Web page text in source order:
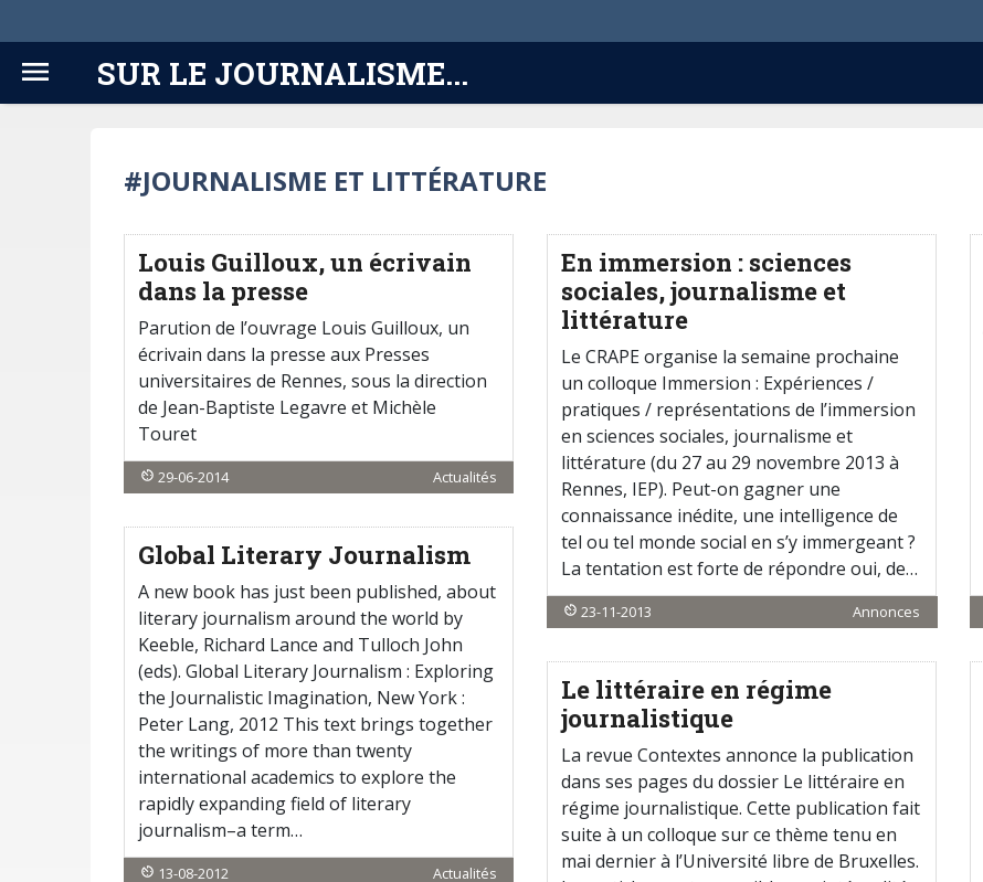
SUR LE JOURNALISME...
#JOURNALISME ET LITTÉRATURE
Louis Guilloux, un écrivain
dans la presse
Parution de l’ouvrage Louis Guilloux, un
écrivain dans la presse aux Presses
universitaires de Rennes, sous la direction
de Jean-Baptiste Legavre et Michèle
Touret
29-06-2014 Actualités
En immersion : sciences
sociales, journalisme et
littérature
Le CRAPE organise la semaine prochaine
un colloque Immersion : Expériences /
pratiques / représentations de l’immersion
en sciences sociales, journalisme et
littérature (du 27 au 29 novembre 2013 à
Rennes, IEP). Peut-on gagner une
connaissance inédite, une intelligence de
tel ou tel monde social en s’y immergeant ?
La tentation est forte de répondre oui, de…
23-11-2013 Annonces
Global Literary Journalism
A new book has just been published, about
literary journalism around the world by
Keeble, Richard Lance and Tulloch John
(eds). Global Literary Journalism : Exploring
the Journalistic Imagination, New York :
Peter Lang, 2012 This text brings together
the writings of more than twenty
international academics to explore the
rapidly expanding field of literary
journalism–a term…
13-08-2012 Actualités
Le littéraire en régime
journalistique
La revue Contextes annonce la publication
dans ses pages du dossier Le littéraire en
régime journalistique. Cette publication fait
suite à un colloque sur ce thème tenu en
mai dernier à l’Université libre de Bruxelles.